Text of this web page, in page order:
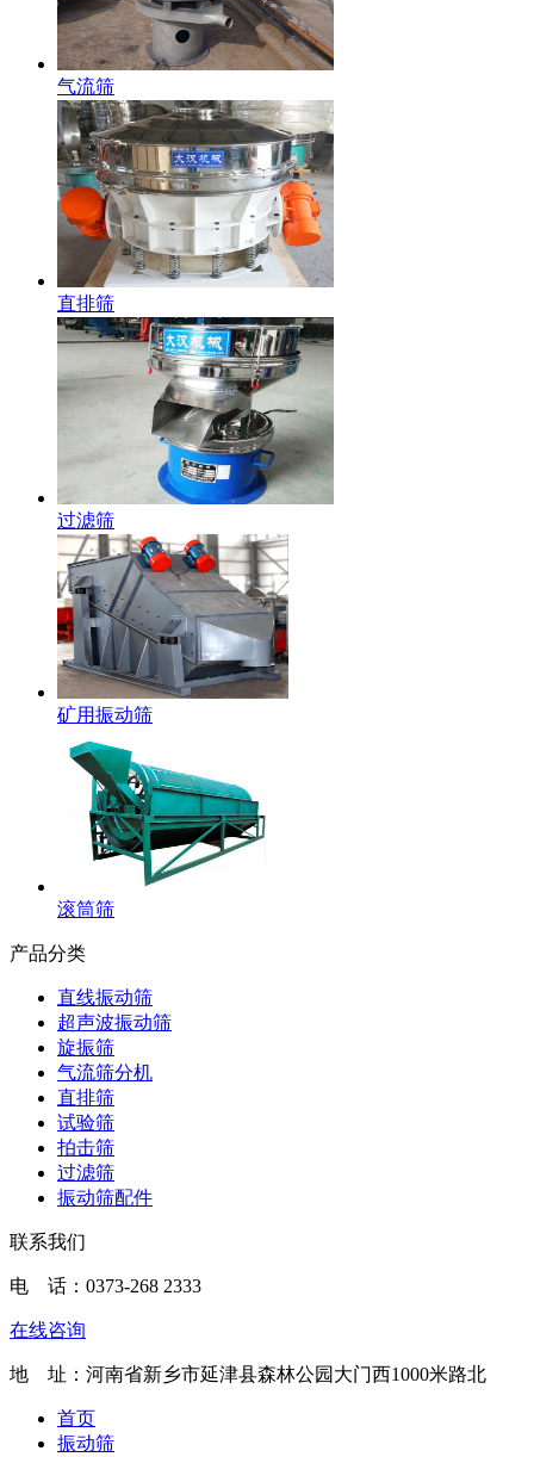
气流筛
直排筛
过滤筛
矿用振动筛
滚筒筛
产品分类
直线振动筛
超声波振动筛
旋振筛
气流筛分机
直排筛
试验筛
拍击筛
过滤筛
振动筛配件
联系我们
电 话： 0373-268 2333
在线咨询
地 址：河南省新乡市延津县森林公园大门西1000米路北
首页
振动筛